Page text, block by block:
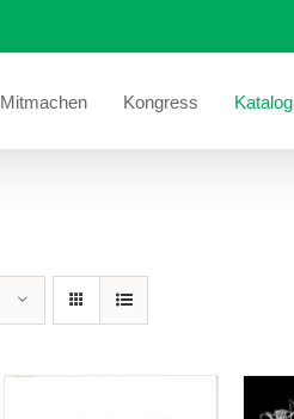
Mitmachen Kongress Katalog